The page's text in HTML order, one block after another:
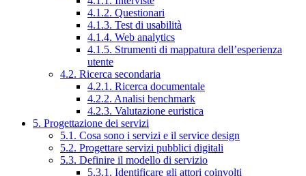
4.1.2. Questionari
4.1.3. Test di usabilità
4.1.4. Web analytics
4.1.5. Strumenti di mappatura dell’esperienza
utente
4.2. Ricerca secondaria
4.2.1. Ricerca documentale
4.2.2. Analisi benchmark
4.2.3. Valutazione euristica
5. Progettazione dei servizi
5.1. Cosa sono i servizi e il service design
5.2. Progettare servizi pubblici digitali
5.3. Definire il modello di servizio
5.3.1. Identificare gli attori coinvolti